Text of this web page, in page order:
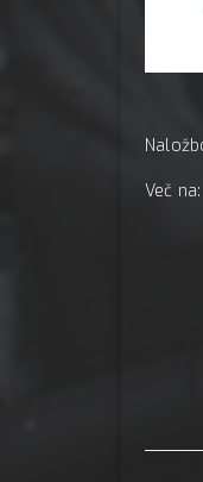
Več na: